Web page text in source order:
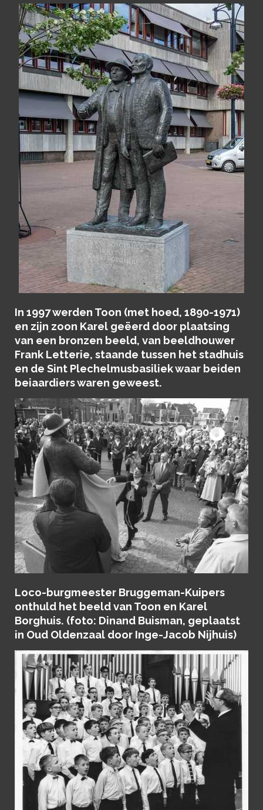
In 1997 werden Toon (met hoed, 1890-1971)
en zijn zoon Karel geëerd door plaatsing
van een bronzen beeld, van beeldhouwer
Frank Letterie, staande tussen het stadhuis
en de Sint Plechelmusbasiliek waar beiden
beiaardiers waren geweest.
Loco-burgmeester Bruggeman-Kuipers
onthuld het beeld van Toon en Karel
Borghuis. (foto: Dinand Buisman, geplaatst
in Oud Oldenzaal door Inge-Jacob Nijhuis)